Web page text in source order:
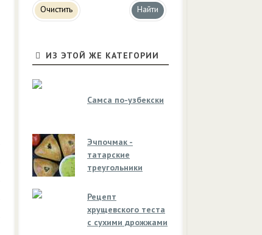
Очистить
ИЗ ЭТОЙ ЖЕ КАТЕГОРИИ
Самса по-узбекски
Эчпочмак -
татарские
треугольники
Рецепт
хрущевского теста
с сухими дрожжами